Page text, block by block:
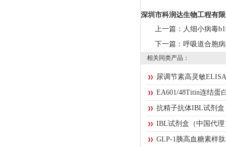
深圳市科润达生物工程有
上一篇： 人细小病毒
下一篇： 呼吸道合胞
相关同类产品：
尿调节素高灵敏
EA601/48Titin连结蛋
抗精子抗体IBL试剂
IBL试剂盒（中国代理
GLP-1胰高血糖素样